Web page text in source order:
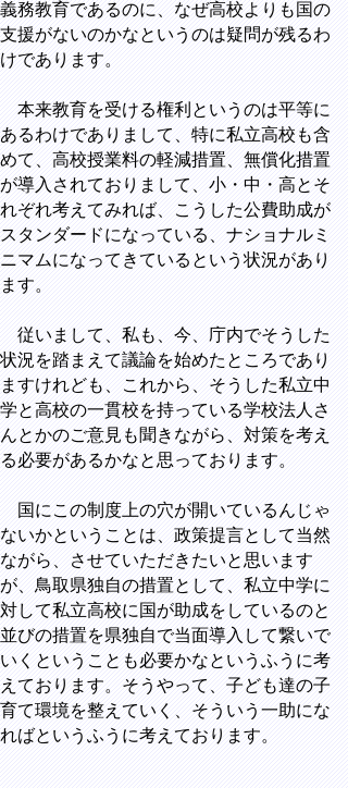
義務教育であるのに、なぜ高校よりも国の
支援がないのかなというのは疑問が残るわ
けであります。
本来教育を受ける権利というのは平等に
あるわけでありまして、特に私立高校も含
めて、高校授業料の軽減措置、無償化措置
が導入されておりまして、小・中・高とそ
れぞれ考えてみれば、こうした公費助成が
スタンダードになっている、ナショナルミ
ニマムになってきているという状況があり
ます。
従いまして、私も、今、庁内でそうした
状況を踏まえて議論を始めたところであり
ますけれども、これから、そうした私立中
学と高校の一貫校を持っている学校法人さ
んとかのご意見も聞きながら、対策を考え
る必要があるかなと思っております。
国にこの制度上の穴が開いているんじゃ
ないかということは、政策提言として当然
ながら、させていただきたいと思います
が、鳥取県独自の措置として、私立中学に
対して私立高校に国が助成をしているのと
並びの措置を県独自で当面導入して繋いで
いくということも必要かなというふうに考
えております。そうやって、子ども達の子
育て環境を整えていく、そういう一助にな
ればというふうに考えております。